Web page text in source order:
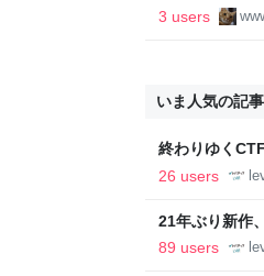
ログ
3 users
いま人気の記
終わりゆく
ること【フォ
26 users
21年ぶり新作
ついて作者に
89 users